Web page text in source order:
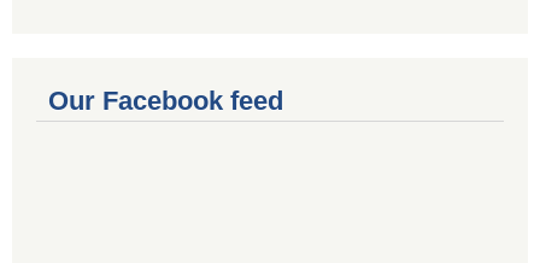
Our Facebook feed